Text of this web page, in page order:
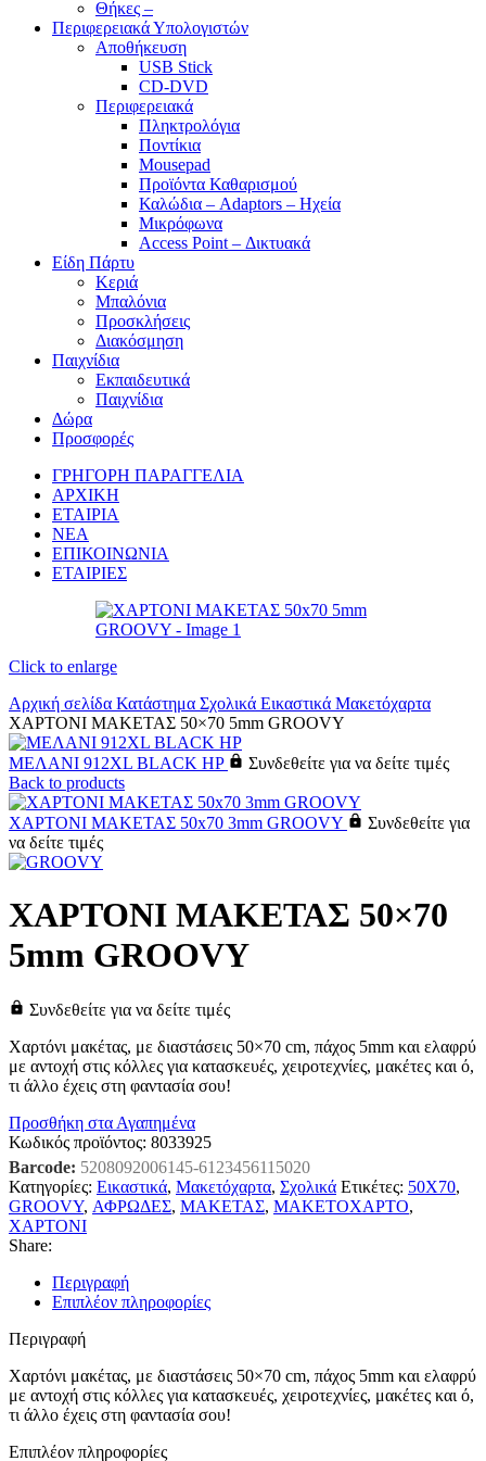
Θήκες –
Περιφερειακά Υπολογιστών
Αποθήκευση
USB Stick
CD-DVD
Περιφερειακά
Πληκτρολόγια
Ποντίκια
Mousepad
Προϊόντα Καθαρισμού
Καλώδια – Adaptors – Ηχεία
Μικρόφωνα
Access Point – Δικτυακά
Είδη Πάρτυ
Κεριά
Μπαλόνια
Προσκλήσεις
Διακόσμηση
Παιχνίδια
Εκπαιδευτικά
Παιχνίδια
Δώρα
Προσφορές
ΓΡΗΓΟΡΗ ΠΑΡΑΓΓΕΛΙΑ
ΑΡΧΙΚΗ
ΕΤΑΙΡΙΑ
ΝΕΑ
ΕΠΙΚΟΙΝΩΝΙΑ
ΕΤΑΙΡΙΕΣ
Click to enlarge
Αρχική σελίδα Κατάστημα Σχολικά Εικαστικά Μακετόχαρτα
ΧΑΡΤΟΝΙ ΜΑΚΕΤΑΣ 50×70 5mm GROOVY
ΜΕΛΑΝΙ 912XL BLACK HP
Συνδεθείτε για να δείτε τιμές
Back to products
ΧΑΡΤΟΝΙ ΜΑΚΕΤΑΣ 50x70 3mm GROOVY
Συνδεθείτε για
να δείτε τιμές
ΧΑΡΤΟΝΙ ΜΑΚΕΤΑΣ 50×70
5mm GROOVY
Συνδεθείτε για να δείτε τιμές
Χαρτόνι μακέτας, με διαστάσεις 50×70 cm, πάχος 5mm και ελαφρύ
με αντοχή στις κόλλες για κατασκευές, χειροτεχνίες, μακέτες και ό,
τι άλλο έχεις στη φαντασία σου!
Προσθήκη στα Αγαπημένα
Κωδικός προϊόντος: 8033925
Barcode: 5208092006145-6123456115020
Κατηγορίες: Εικαστικά, Μακετόχαρτα, Σχολικά Ετικέτες: 50X70,
GROOVY, ΑΦΡΩΔΕΣ, ΜΑΚΕΤΑΣ, ΜΑΚΕΤΟΧΑΡΤΟ,
ΧΑΡΤΟΝΙ
Share:
Περιγραφή
Επιπλέον πληροφορίες
Περιγραφή
Χαρτόνι μακέτας, με διαστάσεις 50×70 cm, πάχος 5mm και ελαφρύ
με αντοχή στις κόλλες για κατασκευές, χειροτεχνίες, μακέτες και ό,
τι άλλο έχεις στη φαντασία σου!
Επιπλέον πληροφορίες